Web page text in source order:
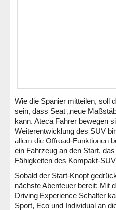
Wie die Spanier mitteilen, soll
sein, dass Seat „neue
kann. Ateca Fahrer bewegen
Weiterentwicklung des SUV
allem die Offroad-Funktionen
ein Fahrzeug an den Start,
Fähigkeiten des Kompakt-
Sobald der Start-Knopf
nächste Abenteuer bereit: Mit
Driving Experience Schalter
Sport, Eco und Individual an